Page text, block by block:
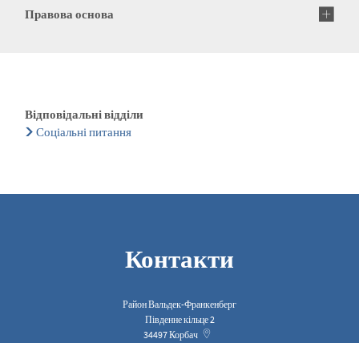
Правова основа
Відповідальні відділи
Соціальні питання
Контакти
Район Вальдек-Франкенберг
Південне кільце 2
34497Корбач